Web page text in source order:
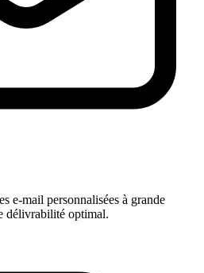
e-mail personnalisées à grande
délivrabilité optimal.